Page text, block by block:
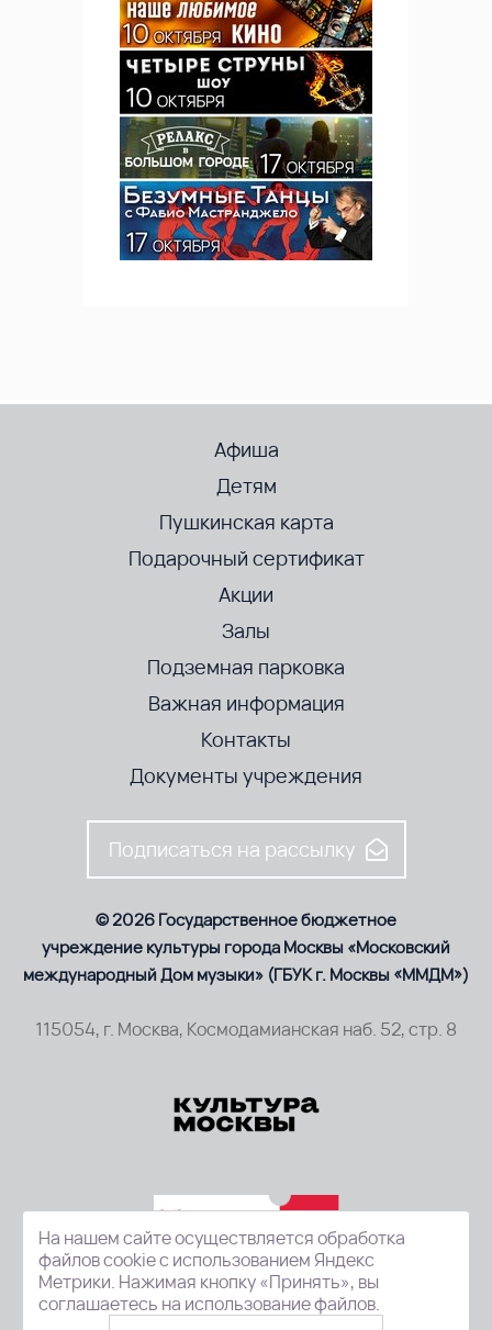
Афиша
Детям
Пушкинская карта
Подарочный сертификат
Акции
Залы
Подземная парковка
Важная информация
Контакты
Документы учреждения
Подписаться на рассылку
© 2026 Государственное бюджетное
учреждение культуры города Москвы «Московский
международный Дом музыки» (ГБУК г. Москвы «ММДМ»)
115054, г. Москва, Космодамианская наб. 52, стр. 8
На нашем сайте осуществляется обработка
файлов cookie с использованием Яндекс
Метрики. Нажимая кнопку «Принять», вы
соглашаетесь на использование файлов.